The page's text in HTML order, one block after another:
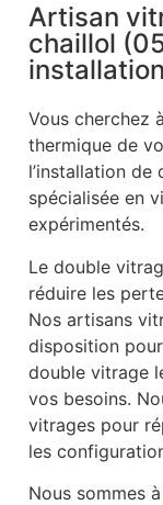
Artisan
chaillol
Vous cherchez
thermique de
l’installation
spécialisée en
expérimentés.
Le double
réduire les
Nos artisans
disposition
double vitrage
vos besoins.
vitrages pour
les
Nous sommes